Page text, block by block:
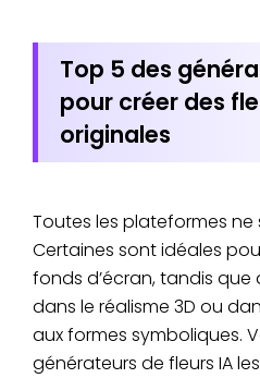
Top 5 des
pour créer des
originales
Toutes les plateformes ne
Certaines sont idéales
fonds d’écran, tandis que
dans le réalisme 3D ou
aux formes symboliques.
générateurs de fleurs IA